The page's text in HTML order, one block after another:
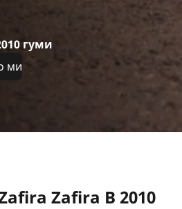
гуми
ми
Zafira B 2010